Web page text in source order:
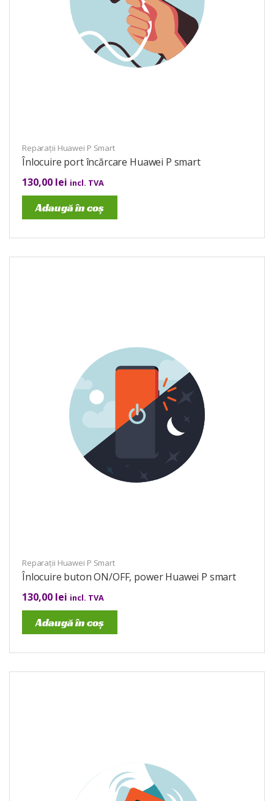
Reparații Huawei P Smart
Înlocuire port încărcare Huawei P smart
130,00 lei incl. TVA
Adaugă în coș
Reparații Huawei P Smart
Înlocuire buton ON/OFF, power Huawei P smart
130,00 lei incl. TVA
Adaugă în coș